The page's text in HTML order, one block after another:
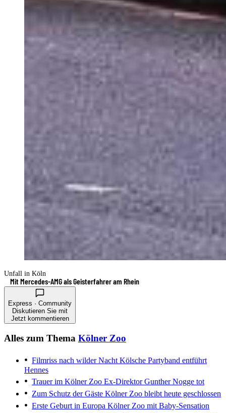
Unfall in Köln
Mit Mercedes-AMG als Geisterfahrer am Rhein
Express · Community
Diskutieren Sie mit
Jetzt kommentieren
Alles zum Thema Kölner Zoo
Filmriss nach wilder Nacht Kölsche Partyband entführt
Hennes
Trauer im Kölner Zoo Ex-Direktor Gunther Nogge tot
Zum Schutz der Gäste Kölner Zoo bleibt heute geschlossen
Erste Geburt in Europa Kölner Zoo mit Baby-Sensation